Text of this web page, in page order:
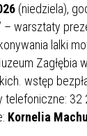
(niedziela),
– warsztaty
lalki
Zagłębia
wstęp
telefoniczne: 32
Kornelia